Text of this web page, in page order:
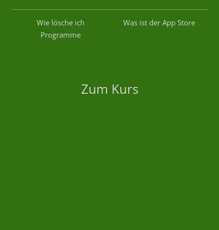
Wie lösche ich
Programme
Was ist der App Store
Zum Kurs